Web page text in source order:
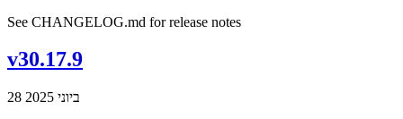
See CHANGELOG.md for release notes
v30.17.9
28 ביוני 2025